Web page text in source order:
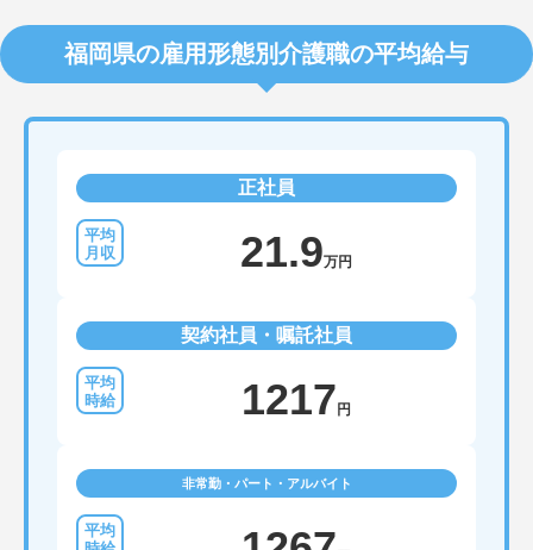
福岡県の雇用形態別介護職の平均給与
正社員
21.9万円
契約社員・嘱託社員
1217円
非常勤・パート・アルバイト